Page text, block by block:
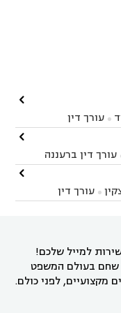

עורך דין
דין בגן יבנה
מלאכי

עורך דין ברעננה
עורך דין בהוד
עורך דין בקדימה


עורך דין
עורך דין

למייל שלכם!
שחם בעולם המשפט
מקצועיים, לפני כולם.